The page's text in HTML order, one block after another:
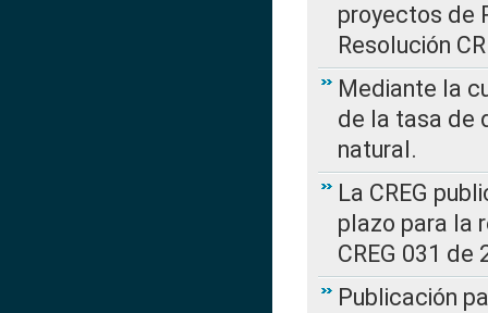
proyectos de
Resolución
Mediante la
de la tasa de
natural.
La CREG
plazo para la
CREG 031 de
Publicación